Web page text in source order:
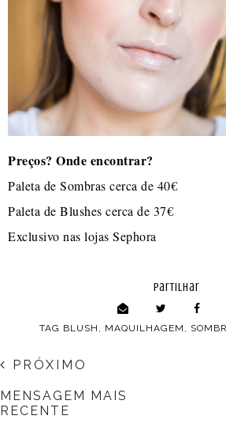
Preços? Onde encontrar?
Paleta de Sombras cerca de 40€
Paleta de Blushes cerca de 37€
Exclusivo nas lojas Sephora
partilhar
TAG BLUSH , MAQUILHAGEM ,
PRÓXIMO
MENSAGEM MAIS
RECENTE